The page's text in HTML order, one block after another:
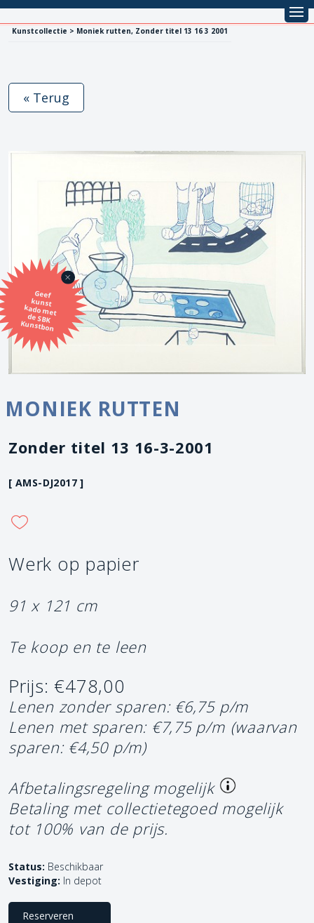
Kunstcollectie > Moniek rutten, Zonder titel 13 16 3 2001
Geef
kunst
kado met
de SBK
Kunstbon
« Terug
MONIEK RUTTEN
Zonder titel 13 16-3-2001
[ AMS-DJ2017 ]
Werk op papier
91 x 121 cm
Te koop en te leen
Prijs: €478,00
Lenen zonder sparen: €6,75 p/m
Lenen met sparen: €7,75 p/m (waarvan
sparen: €4,50 p/m)
Afbetalingsregeling mogelijk
Betaling met collectietegoed mogelijk
tot 100% van de prijs.
Status: Beschikbaar
Vestiging: In depot
Reserveren